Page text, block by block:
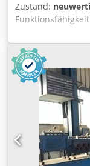
Zustand:
Kühlung:Wasser,
1.000 mm
,
Generalüberholt
Schlatter NQD
Lieferzeit der
Schweißköpfe: 4
Tqhhox Adqjk
Neuwertig zu
Becker